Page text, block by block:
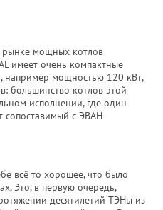
рынке мощных котлов
имеет очень компактные
например мощностью 120 кВт,
большинство котлов этой
исполнении, где один
сопоставимый с ЭВАН
всё то хорошее, что было
Это, в первую очередь,
десятилетий ТЭНы из